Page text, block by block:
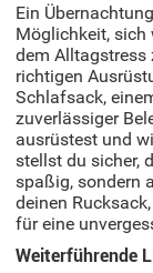
Ein
Möglichkeit, sich
dem Alltagstress
richtigen
Schlafsack,
zuverlässiger
ausrüstest und
stellst du sicher,
spaßig, sondern
deinen
für eine
Weiterführende